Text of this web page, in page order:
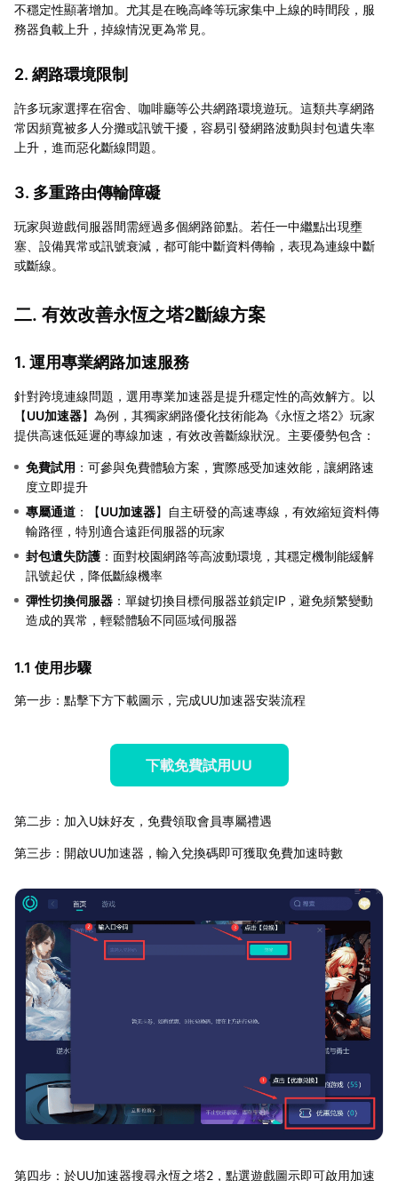
不穩定性顯著增加。尤其是在晚高峰等玩家集中上線的時間段，服
務器負載上升，掉線情況更為常見。
2. 網路環境限制
許多玩家選擇在宿舍、咖啡廳等公共網路環境遊玩。這類共享網路
常因頻寬被多人分攤或訊號干擾，容易引發網路波動與封包遺失率
上升，進而惡化斷線問題。
3. 多重路由傳輸障礙
玩家與遊戲伺服器間需經過多個網路節點。若任一中繼點出現壅
塞、設備異常或訊號衰減，都可能中斷資料傳輸，表現為連線中斷
或斷線。
二. 有效改善永恆之塔2斷線方案
1. 運用專業網路加速服務
針對跨境連線問題，選用專業加速器是提升穩定性的高效解方。以
【UU加速器】為例，其獨家網路優化技術能為《永恆之塔2》玩家
提供高速低延遲的專線加速，有效改善斷線狀況。主要優勢包含：
免費試用 ：可參與免費體驗方案，實際感受加速效能，讓網路速
度立即提升
專屬通道 ：【UU加速器】自主研發的高速專線，有效縮短資料傳
輸路徑，特別適合遠距伺服器的玩家
封包遺失防護 ：面對校園網路等高波動環境，其穩定機制能緩解
訊號起伏，降低斷線機率
彈性切換伺服器 ：單鍵切換目標伺服器並鎖定IP，避免頻繁變動
造成的異常，輕鬆體驗不同區域伺服器
1.1 使用步驟
第一步：點擊下方下載圖示，完成UU加速器安裝流程
下載免費試用UU
第二步：加入U妹好友，免費領取會員專屬禮遇
第三步：開啟UU加速器，輸入兌換碼即可獲取免費加速時數
第四步：於UU加速器搜尋永恆之塔2，點選遊戲圖示即可啟用加速